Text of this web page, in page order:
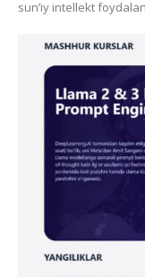
sun’iy intellekt